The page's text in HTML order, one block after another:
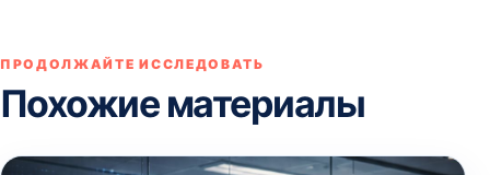
ПРОДОЛЖАЙТЕ ИССЛЕДОВАТЬ
Похожие материалы